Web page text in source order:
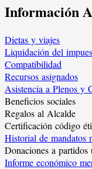
Información
Dietas y viajes
Liquidación del
Compatibilidad
Recursos asignados
Asistencia a Plenos y
Beneficios sociales
Regalos al Alcalde
Certificación código
Historial de mandatos
Donaciones a partidos
Informe económico